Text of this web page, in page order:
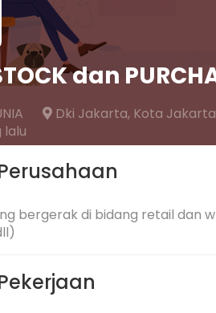
dan
Dki Jakarta, Kota
lalu
bergerak di bidang retail dan